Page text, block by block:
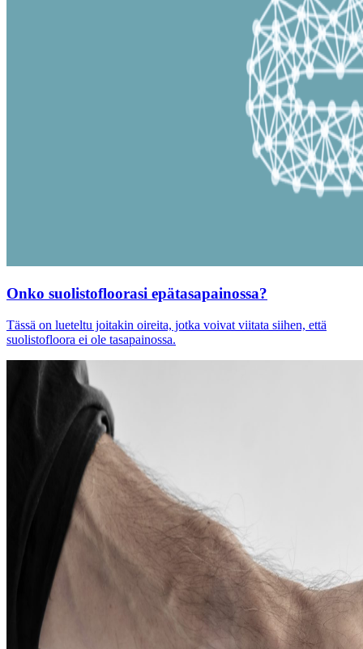
Onko suolistofloorasi epätasapainossa?
Tässä on lueteltu joitakin oireita, jotka voivat viitata siihen, että
suolistofloora ei ole tasapainossa.